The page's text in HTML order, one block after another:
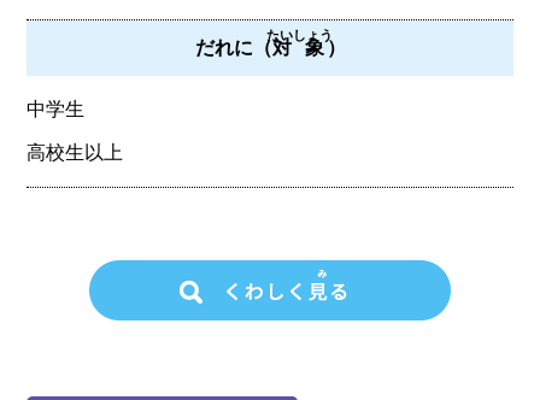
だれに（対象
たいしょう
）
中学生
高校生以上